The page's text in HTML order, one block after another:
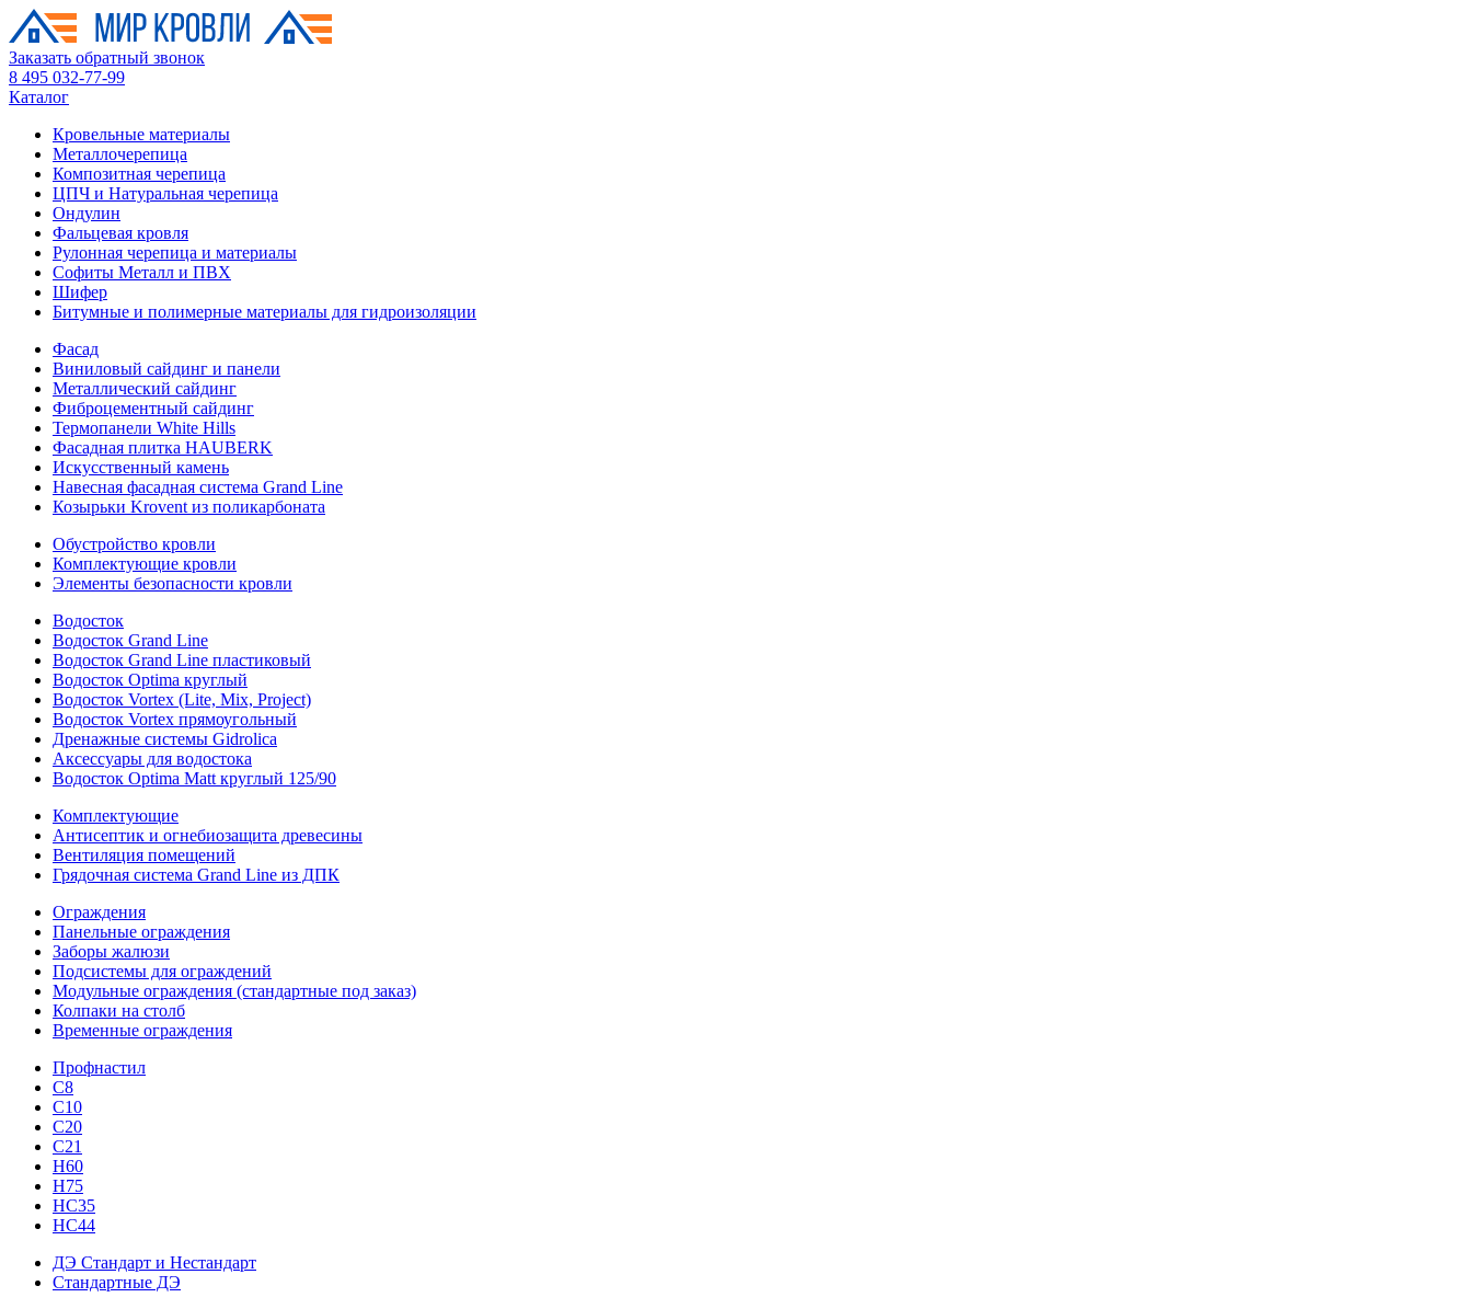
Заказать обратный звонок
8 495 032-77-99
Каталог
Кровельные материалы
Металлочерепица
Композитная черепица
ЦПЧ и Натуральная черепица
Ондулин
Фальцевая кровля
Рулонная черепица и материалы
Софиты Металл и ПВХ
Шифер
Битумные и полимерные материалы для гидроизоляции
Фасад
Виниловый сайдинг и панели
Металлический сайдинг
Фиброцементный сайдинг
Термопанели White Hills
Фасадная плитка HAUBERK
Искусственный камень
Навесная фасадная система Grand Line
Козырьки Krovent из поликарбоната
Обустройство кровли
Комплектующие кровли
Элементы безопасности кровли
Водосток
Водосток Grand Line
Водосток Grand Line пластиковый
Водосток Optima круглый
Водосток Vortex (Lite, Mix, Project)
Водосток Vortex прямоугольный
Дренажные системы Gidrolica
Аксессуары для водостока
Водосток Optima Matt круглый 125/90
Комплектующие
Антисептик и огнебиозащита древесины
Вентиляция помещений
Грядочная система Grand Line из ДПК
Ограждения
Панельные ограждения
Заборы жалюзи
Подсистемы для ограждений
Модульные ограждения (стандартные под заказ)
Колпаки на столб
Временные ограждения
Профнастил
С8
С10
С20
С21
H60
H75
HС35
НС44
ДЭ Стандарт и Нестандарт
Стандартные ДЭ